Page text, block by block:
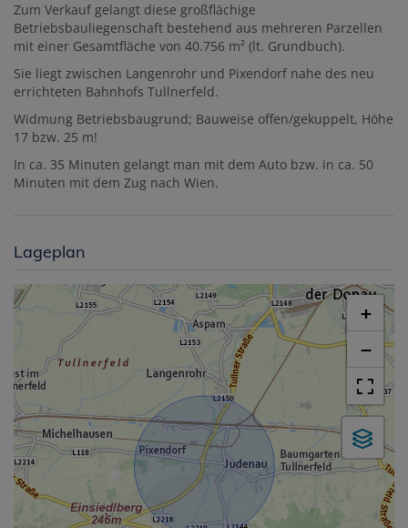
Zum Verkauf gelangt diese großflächige
Betriebsbauliegenschaft bestehend aus mehreren Parzellen
mit einer Gesamtfläche von 40.756 m² (lt. Grundbuch).
Sie liegt zwischen Langenrohr und Pixendorf nahe des neu
errichteten Bahnhofs Tullnerfeld.
Widmung Betriebsbaugrund; Bauweise offen/gekuppelt, Höhe
17 bzw. 25 m!
In ca. 35 Minuten gelangt man mit dem Auto bzw. in ca. 50
Minuten mit dem Zug nach Wien.
Lageplan
+
−